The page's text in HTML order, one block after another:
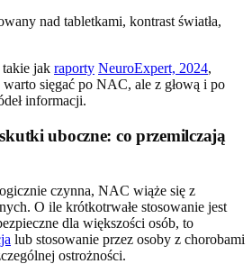
jak raporty NeuroExpert, 2024,
warto sięgać po NAC, ale z głową i po
informacji.
uboczne: co przemilczają
czynna, NAC wiąże się z
O ile krótkotrwałe stosowanie jest
dla większości osób, to
lub stosowanie przez osoby z chorobami
ostrożności.